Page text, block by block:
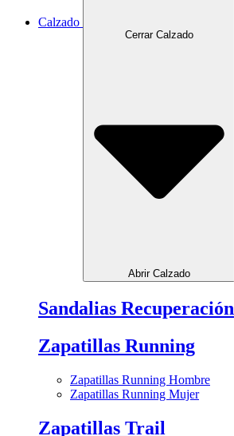
Calzado
Cerrar Calzado
Abrir Calzado
Sandalias Recuperación
Zapatillas Running
Zapatillas Running Hombre
Zapatillas Running Mujer
Zapatillas Trail